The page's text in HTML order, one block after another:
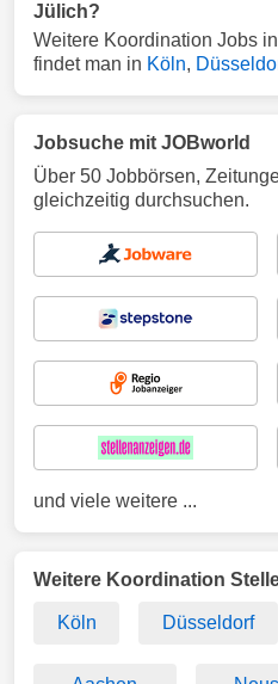
Jülich?
Weitere Koordination Jobs
findet man in Köln,
Jobsuche mit JOBworld
Über 50 Jobbörsen,
gleichzeitig durchsuchen.
und viele weitere ...
Weitere Koordination
Köln Düsseldorf